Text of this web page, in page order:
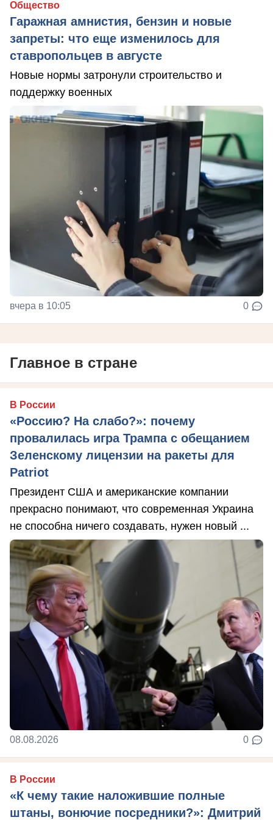
Общество
Гаражная амнистия, бензин и новые
запреты: что еще изменилось для
ставропольцев в августе
Новые нормы затронули строительство и
поддержку военных
вчера в 10:05 0
Главное в стране
В России
«Россию? На слабо?»: почему
провалилась игра Трампа с обещанием
Зеленскому лицензии на ракеты для
Patriot
Президент США и американские компании
прекрасно понимают, что современная Украина
не способна ничего создавать, нужен новый ...
08.08.2026 0
В России
«К чему такие наложившие полные
штаны, вонючие посредники?»: Дмитрий